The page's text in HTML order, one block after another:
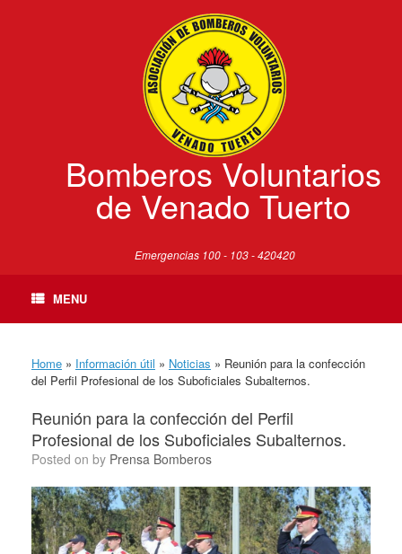
Bomberos Voluntarios
de Venado Tuerto
Emergencias 100 - 103 - 420420
MENU
Home » Información útil » Noticias » Reunión para la confección
del Perfil Profesional de los Suboficiales Subalternos.
Reunión para la confección del Perfil
Profesional de los Suboficiales Subalternos.
Posted on by Prensa Bomberos